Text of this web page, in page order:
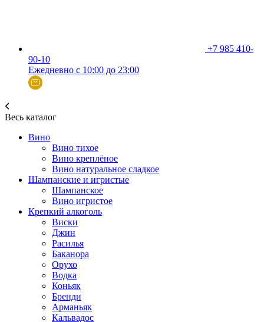
+7 985 410-
90-10
Ежедневно с 10:00 до 23:00
Весь каталог
Вино
Вино тихое
Вино креплёное
Вино натуральное сладкое
Шампанские и игристые
Шампанское
Вино игристое
Крепкий алкоголь
Виски
Джин
Расилья
Баканора
Орухо
Водка
Коньяк
Бренди
Арманьяк
Кальвадос